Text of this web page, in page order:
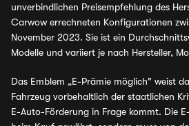
unverbindlichen Preisempfehlung des
Carwow errechneten Konfigurationen
November 2023. Sie ist ein
Modelle und variiert je nach Hersteller,
Das Emblem „E-Prämie möglich" weist
Fahrzeug vorbehaltlich der staatlichen
E-Auto-Förderung in Frage kommt. Die